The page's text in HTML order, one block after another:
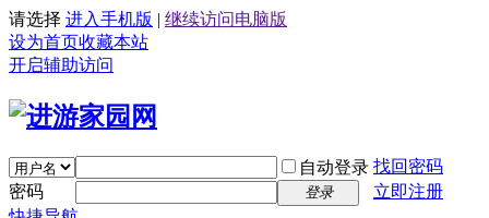
请选择 进入手机版 | 继续访问电脑版
设为首页收藏本站
开启辅助访问
自动登录 找回密码
密码
登录
立即注册